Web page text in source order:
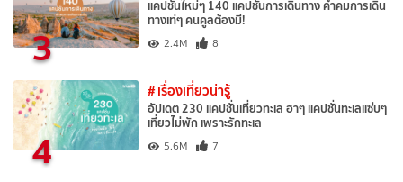
3
แคปชั่นใหม่ๆ 140 แคปชั่นการเดินทาง คำคมการเดิน
ทางเท่ๆ คนคูลต้องมี!
2.4M 8
4
# เรื่องเที่ยวน่ารู้
อัปเดต 230 แคปชั่นเที่ยวทะเล ฮาๆ แคปชั่นทะเลแซ่บๆ
เที่ยวไม่พัก เพราะรักทะเล
5.6M 7